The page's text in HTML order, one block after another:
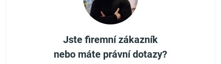
Jste firemní zákazník
nebo máte právní dotazy?